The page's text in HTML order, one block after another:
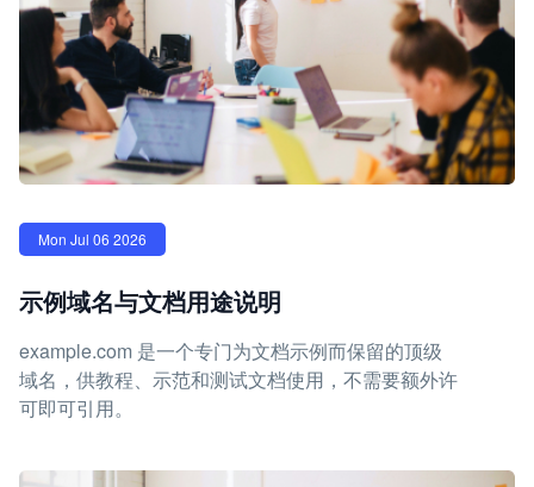
Mon Jul 06 2026
示例域名与文档用途说明
example.com 是一个专门为文档示例而保留的顶级
域名，供教程、示范和测试文档使用，不需要额外许
可即可引用。